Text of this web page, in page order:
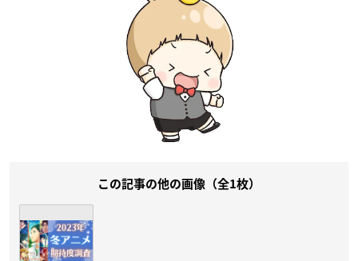
この記事の他の画像（全1枚）